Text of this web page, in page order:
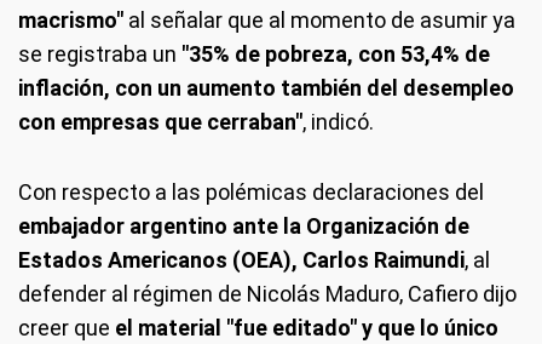
macrismo" al señalar que al momento de asumir ya
se registraba un "35% de pobreza, con 53,4% de
inflación, con un aumento también del desempleo
con empresas que cerraban", indicó.
Con respecto a las polémicas declaraciones del
embajador argentino ante la Organización de
Estados Americanos (OEA), Carlos Raimundi, al
defender al régimen de Nicolás Maduro, Cafiero dijo
creer que el material "fue editado" y que lo único